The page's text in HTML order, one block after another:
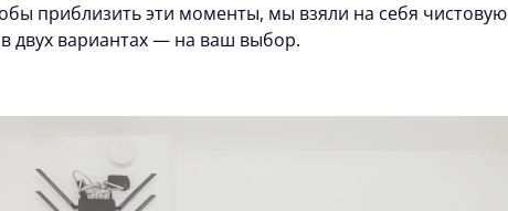
приблизить эти моменты, мы взяли на себя чистовую
двух вариантах — на ваш выбор.